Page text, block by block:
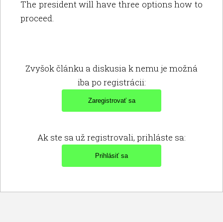
The president will have three options how to
proceed.
Zvyšok článku a diskusia k nemu je možná
iba po registrácii:
Ak ste sa už registrovali, prihláste sa: